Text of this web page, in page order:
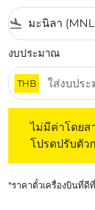
flight_land
งบประมาณ
THB
ไม่มีค่าโดย
โปรดปรับตั
*ราคาตั๋วเครื่องบินที่